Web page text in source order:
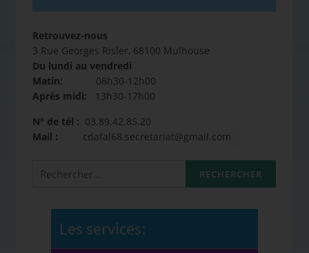
Retrouvez-nous
3 Rue Georges Risler, 68100 Mulhouse
Du lundi au vendredi
Matin: 08h30-12h00
Après midi: 13h30-17h00
N° de tél : 03.89.42.85.20
Mail : cdafal68.secretariat@gmail.com